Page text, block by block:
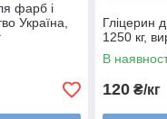
фарб і
Україна,
Гліцерин
1250 кг,
В
120 ₴/кг